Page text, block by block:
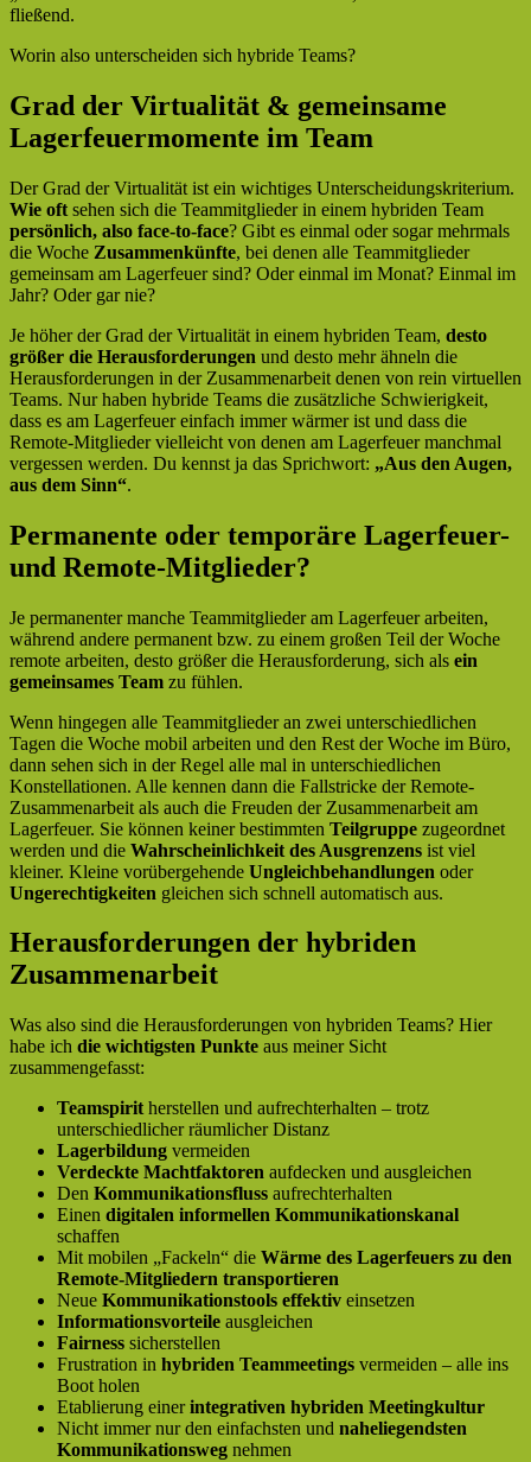
fließend.
Worin also unterscheiden sich hybride Teams?
Grad der Virtualität & gemeinsame
Lagerfeuermomente im Team
Der Grad der Virtualität ist ein wichtiges Unterscheidungskriterium.
Wie oft sehen sich die Teammitglieder in einem hybriden Team
persönlich, also face-to-face? Gibt es einmal oder sogar mehrmals
die Woche Zusammenkünfte, bei denen alle Teammitglieder
gemeinsam am Lagerfeuer sind? Oder einmal im Monat? Einmal im
Jahr? Oder gar nie?
Je höher der Grad der Virtualität in einem hybriden Team, desto
größer die Herausforderungen und desto mehr ähneln die
Herausforderungen in der Zusammenarbeit denen von rein virtuellen
Teams. Nur haben hybride Teams die zusätzliche Schwierigkeit,
dass es am Lagerfeuer einfach immer wärmer ist und dass die
Remote-Mitglieder vielleicht von denen am Lagerfeuer manchmal
vergessen werden. Du kennst ja das Sprichwort: „Aus den Augen,
aus dem Sinn“.
Permanente oder temporäre Lagerfeuer-
und Remote-Mitglieder?
Je permanenter manche Teammitglieder am Lagerfeuer arbeiten,
während andere permanent bzw. zu einem großen Teil der Woche
remote arbeiten, desto größer die Herausforderung, sich als ein
gemeinsames Team zu fühlen.
Wenn hingegen alle Teammitglieder an zwei unterschiedlichen
Tagen die Woche mobil arbeiten und den Rest der Woche im Büro,
dann sehen sich in der Regel alle mal in unterschiedlichen
Konstellationen. Alle kennen dann die Fallstricke der Remote-
Zusammenarbeit als auch die Freuden der Zusammenarbeit am
Lagerfeuer. Sie können keiner bestimmten Teilgruppe zugeordnet
werden und die Wahrscheinlichkeit des Ausgrenzens ist viel
kleiner. Kleine vorübergehende Ungleichbehandlungen oder
Ungerechtigkeiten gleichen sich schnell automatisch aus.
Herausforderungen der hybriden
Zusammenarbeit
Was also sind die Herausforderungen von hybriden Teams? Hier
habe ich die wichtigsten Punkte aus meiner Sicht
zusammengefasst:
Teamspirit herstellen und aufrechterhalten – trotz
unterschiedlicher räumlicher Distanz
Lagerbildung vermeiden
Verdeckte Machtfaktoren aufdecken und ausgleichen
Den Kommunikationsfluss aufrechterhalten
Einen digitalen informellen Kommunikationskanal
schaffen
Mit mobilen „Fackeln“ die Wärme des Lagerfeuers zu den
Remote-Mitgliedern transportieren
Neue Kommunikationstools effektiv einsetzen
Informationsvorteile ausgleichen
Fairness sicherstellen
Frustration in hybriden Teammeetings vermeiden – alle ins
Boot holen
Etablierung einerintegrativen hybriden Meetingkultur
Nicht immer nur den einfachsten und naheliegendsten
Kommunikationsweg nehmen